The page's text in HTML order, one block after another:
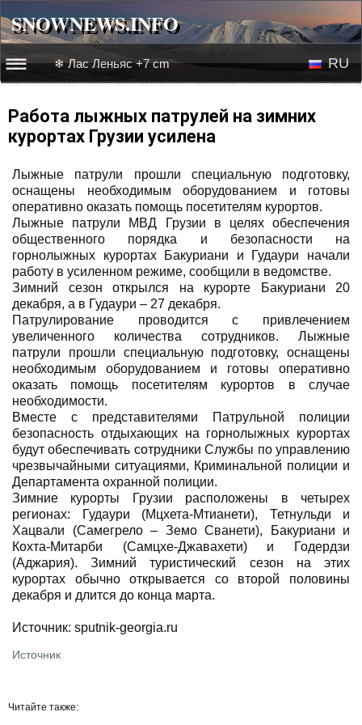
SNOWNEWS.INFO
☰☰
Веб-камеры
Лыжное видео
❄ Лас Леньяс +7 cm RU
Работа лыжных патрулей на зимних
курортах Грузии усилена
Лыжные патрули прошли специальную подготовку,
оснащены необходимым оборудованием и готовы
оперативно оказать помощь посетителям курортов.
Лыжные патрули МВД Грузии в целях обеспечения
общественного порядка и безопасности на
горнолыжных курортах Бакуриани и Гудаури начали
работу в усиленном режиме, сообщили в ведомстве.
Зимний сезон открылся на курорте Бакуриани 20
декабря, а в Гудаури – 27 декабря.
Патрулирование проводится с привлечением
увеличенного количества сотрудников. Лыжные
патрули прошли специальную подготовку, оснащены
необходимым оборудованием и готовы оперативно
оказать помощь посетителям курортов в случае
необходимости.
Вместе с представителями Патрульной полиции
безопасность отдыхающих на горнолыжных курортах
будут обеспечивать сотрудники Службы по управлению
чрезвычайными ситуациями, Криминальной полиции и
Департамента охранной полиции.
Зимние курорты Грузии расположены в четырех
регионах: Гудаури (Мцхета-Мтианети), Тетнульди и
Хацвали (Самегрело – Земо Сванети), Бакуриани и
Кохта-Митарби (Самцхе-Джавахети) и Годердзи
(Аджария). Зимний туристический сезон на этих
курортах обычно открывается со второй половины
декабря и длится до конца марта.
Источник: sputnik-georgia.ru
Источник
Читайте также: